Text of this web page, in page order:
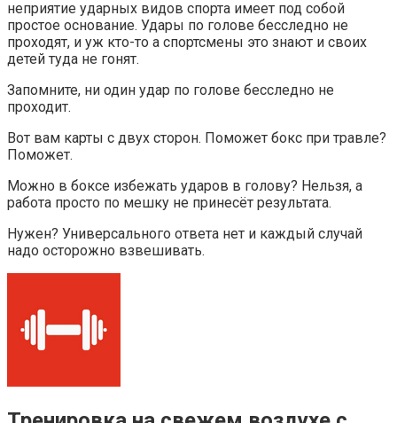
неприятие ударных видов спорта имеет под собой
простое основание. Удары по голове бесследно не
проходят, и уж кто-то а спортсмены это знают и своих
детей туда не гонят.
Запомните, ни один удар по голове бесследно не
проходит.
Вот вам карты с двух сторон. Поможет бокс при травле?
Поможет.
Можно в боксе избежать ударов в голову? Нельзя, а
работа просто по мешку не принесёт результата.
Нужен? Универсального ответа нет и каждый случай
надо осторожно взвешивать.